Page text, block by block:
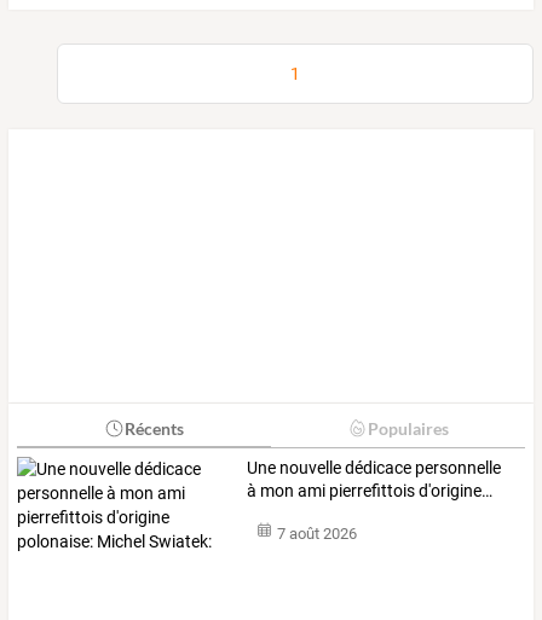
1
Récents Populaires
Une nouvelledédicace personnelle
à mon ami pierrefittoisd'origine…
7 août 2026